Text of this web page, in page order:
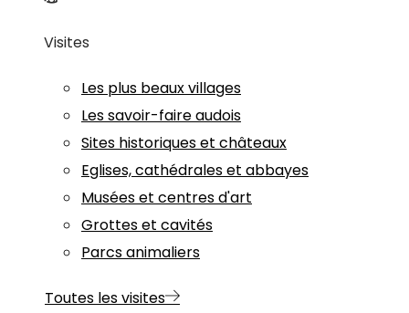
Visites
Les plus beaux villages
Les savoir-faire audois
Sites historiques et châteaux
Eglises, cathédrales et abbayes
Musées et centres d'art
Grottes et cavités
Parcs animaliers
Toutes les visites